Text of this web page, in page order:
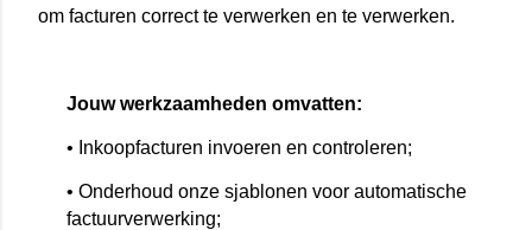
om facturen correct te verwerken en te verwerken.
Jouw werkzaamheden omvatten:
• Inkoopfacturen invoeren en controleren;
• Onderhoud onze sjablonen voor automatische
factuurverwerking;